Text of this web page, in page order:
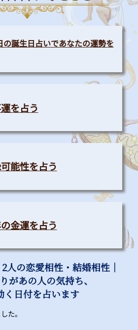
の誕生日占いであなたの運勢を
を占う
能性を占う
金運を占う
人の恋愛相性・結婚相性｜
があの人の気持ち、
く日付を占います
た。